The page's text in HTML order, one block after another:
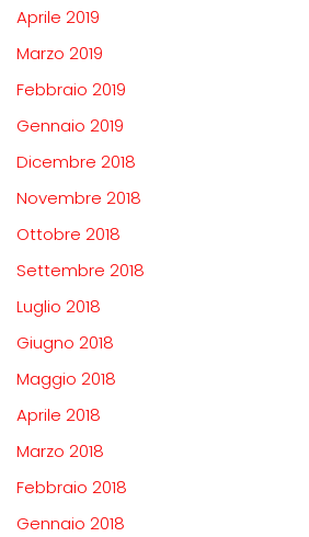
Aprile 2019
Marzo 2019
Febbraio 2019
Gennaio 2019
Dicembre 2018
Novembre 2018
Ottobre 2018
Settembre 2018
Luglio 2018
Giugno 2018
Maggio 2018
Aprile 2018
Marzo 2018
Febbraio 2018
Gennaio 2018